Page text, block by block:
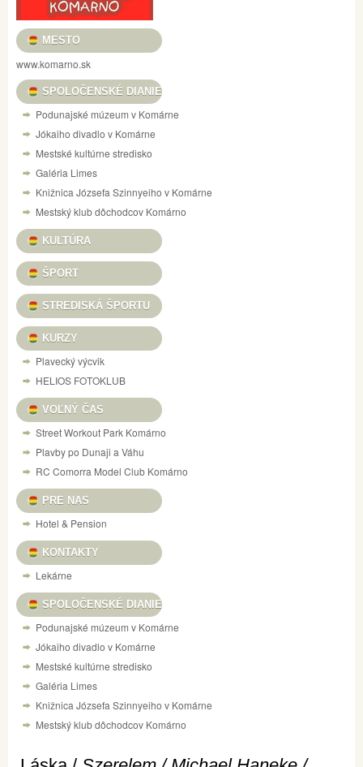
MESTO
www.komarno.sk
SPOLOČENSKÉ DIANIE
Podunajské múzeum v Komárne
Jókaiho divadlo v Komárne
Mestské kultúrne stredisko
Galéria Limes
Knižnica Józsefa Szinnyeiho v Komárne
Mestský klub dôchodcov Komárno
KULTÚRA
ŠPORT
STREDISKÁ ŠPORTU
KURZY
Plavecký výcvik
HELIOS FOTOKLUB
VOĽNÝ ČAS
Street Workout Park Komárno
Plavby po Dunaji a Váhu
RC Comorra Model Club Komárno
PRE NAS
Hotel & Pension
KONTAKTY
Lekárne
SPOLOČENSKÉ DIANIE
Podunajské múzeum v Komárne
Jókaiho divadlo v Komárne
Mestské kultúrne stredisko
Galéria Limes
Knižnica Józsefa Szinnyeiho v Komárne
Mestský klub dôchodcov Komárno